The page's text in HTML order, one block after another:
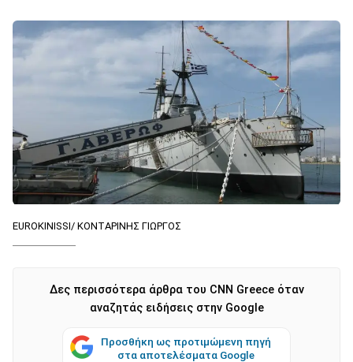
EUROKINISSI/ ΚΟΝΤΑΡΙΝΗΣ ΓΙΩΡΓΟΣ
Δες περισσότερα άρθρα του CNN Greece όταν
αναζητάς ειδήσεις στην Google
Προσθήκη ως προτιμώμενη πηγή
στα αποτελέσματα Google